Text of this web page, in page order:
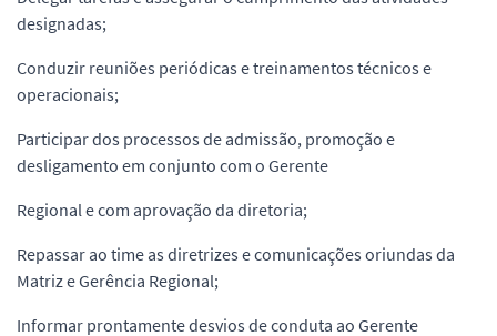
designadas;
Conduzir reuniões periódicas e treinamentos técnicos e
operacionais;
Participar dos processos de admissão, promoção e
desligamento em conjunto com o Gerente
Regional e com aprovação da diretoria;
Repassar ao time as diretrizes e comunicações oriundas da
Matriz e Gerência Regional;
Informar prontamente desvios de conduta ao Gerente